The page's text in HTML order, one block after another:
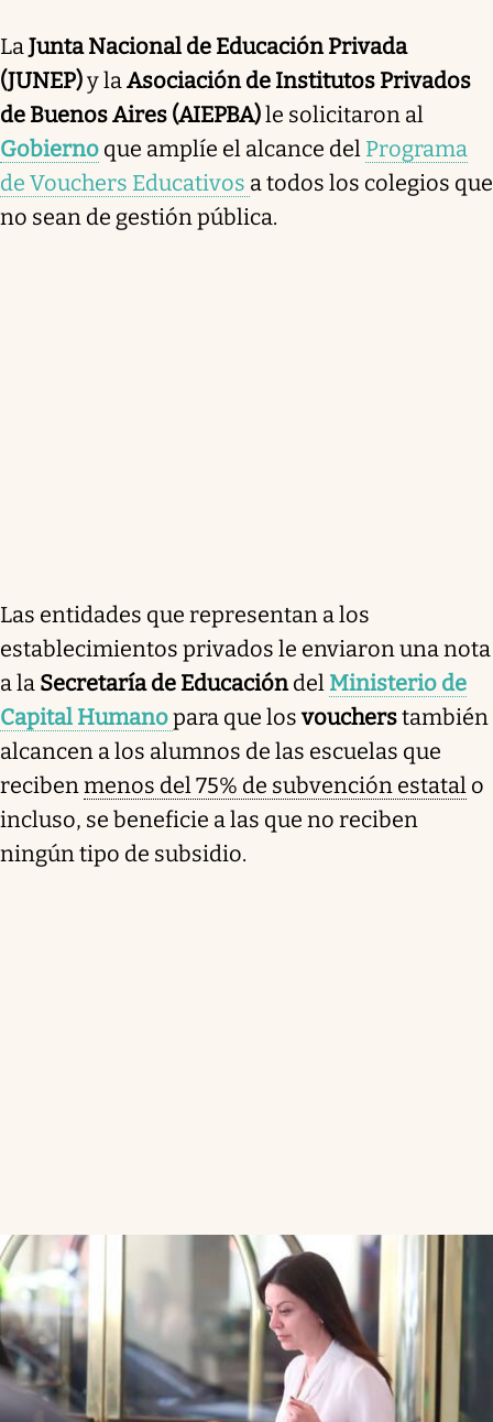
LaJunta Nacional de Educación Privada
(JUNEP)y laAsociación de Institutos Privados
de Buenos Aires (AIEPBA)le solicitaron al
Gobierno que amplíe el alcance del Programa
de Vouchers Educativos a todos los colegios que
no sean de gestión pública.
Las entidades que representan a los
establecimientos privados le enviaron una nota
a la Secretaría de Educacióndel Ministerio de
Capital Humanopara que losvoucherstambién
alcancen a los alumnos de las escuelas que
recibenmenos del 75% de subvención estatal o
incluso, se beneficie a las que no reciben
ningún tipo de subsidio.